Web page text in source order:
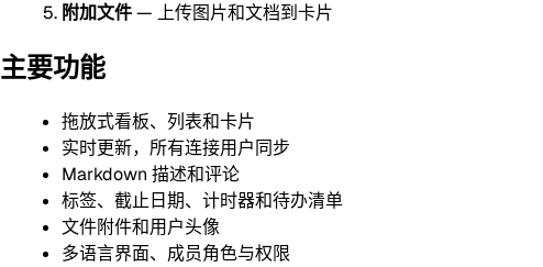
附加文件— 上传图片和文档到卡片
主要功能
拖放式看板、列表和卡片
实时更新，所有连接用户同步
Markdown 描述和评论
标签、截止日期、计时器和待办清单
文件附件和用户头像
多语言界面、成员角色与权限